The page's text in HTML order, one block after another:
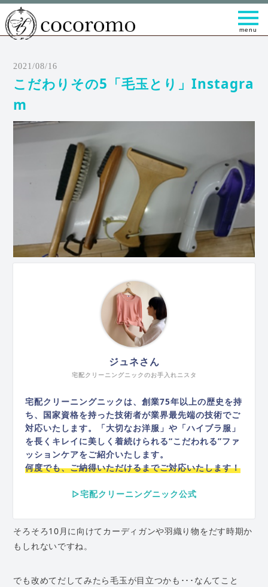
t
o
g
v
t
2021/08/16
こだわりその5「毛玉とり」Instagra
m
ジュネさん
宅配クリーニングニックのお手入れニスタ
宅配クリーニングニックは、創業75年以上の歴史を持
ち、国家資格を持った技術者が業界最先端の技術でご
対応いたします。「大切なお洋服」や「ハイブラ服」
を長くキレイに美しく着続けられる“こだわれる”ファ
ッションケアをご紹介いたします。
何度でも、ご納得いただけるまでご対応いたします！
▷宅配クリーニングニック公式
そろそろ10月に向けてカーディガンや羽織り物をだす時期か
もしれないですね。
でも改めてだしてみたら毛玉が目立つかも･･･なんてこと